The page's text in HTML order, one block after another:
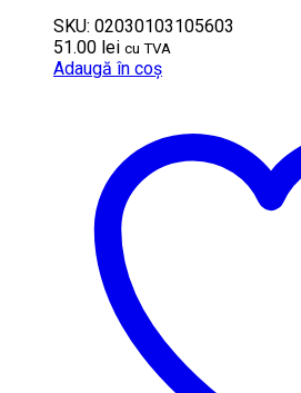
SKU: 02030103105603
51.00 lei cu TVA
Adaugă în coș